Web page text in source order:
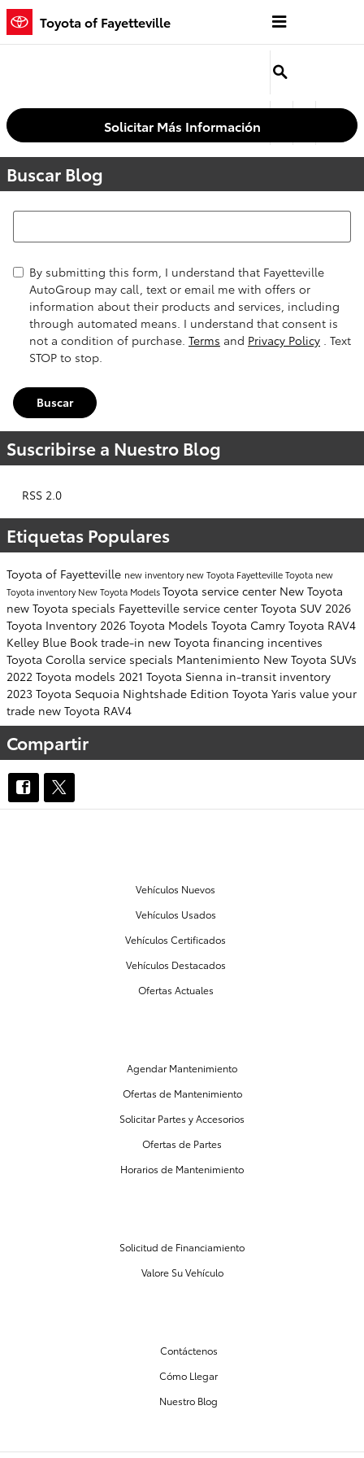
Saltar al contenido principal
Toyota of Fayetteville
Solicitar Más Información
Buscar Blog
Buscar Blog
By submitting this form, I understand that Fayetteville
AutoGroup may call, text or email me with offers or
information about their products and services, including
through automated means. I understand that consent is
not a condition of purchase. Terms and Privacy Policy . Text
STOP to stop.
Buscar
Suscribirse a Nuestro Blog
RSS 2.0
Etiquetas Populares
Toyota of Fayetteville new inventorynew Toyota FayettevilleToyota new
Toyota inventoryNew Toyota ModelsToyota service center New Toyota
new Toyota specials Fayetteville service center Toyota SUV 2026
Toyota Inventory 2026 Toyota Models Toyota Camry Toyota RAV4
Kelley Blue Book trade-in new Toyota financing incentives
Toyota Corolla service specials Mantenimiento New Toyota SUVs
2022 Toyota models 2021 Toyota Sienna in-transit inventory
2023 Toyota Sequoia Nightshade Edition Toyota Yaris value your
trade new Toyota RAV4
Compartir
Vehículos Nuevos
Vehículos Usados
Vehículos Certificados
Vehículos Destacados
Ofertas Actuales
Agendar Mantenimiento
Ofertas de Mantenimiento
Solicitar Partes y Accesorios
Ofertas de Partes
Horarios de Mantenimiento
Solicitud de Financiamiento
Valore Su Vehículo
Contáctenos
Cómo Llegar
Nuestro Blog